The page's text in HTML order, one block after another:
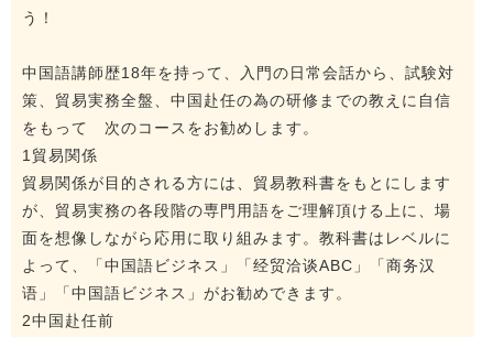
う！
中国語講師歴18年を持って、入門の日常会話から、試験対
策、貿易実務全盤、中国赴任の為の研修までの教えに自信
をもって 次のコースをお勧めします。
1貿易関係
貿易関係が目的される方には、貿易教科書をもとにします
が、貿易実務の各段階の専門用語をご理解頂ける上に、場
面を想像しながら応用に取り組みます。教科書はレベルに
よって、「中国語ビジネス」「经贸洽谈ABC」「商务汉
语」「中国語ビジネス」がお勧めできます。
2中国赴任前